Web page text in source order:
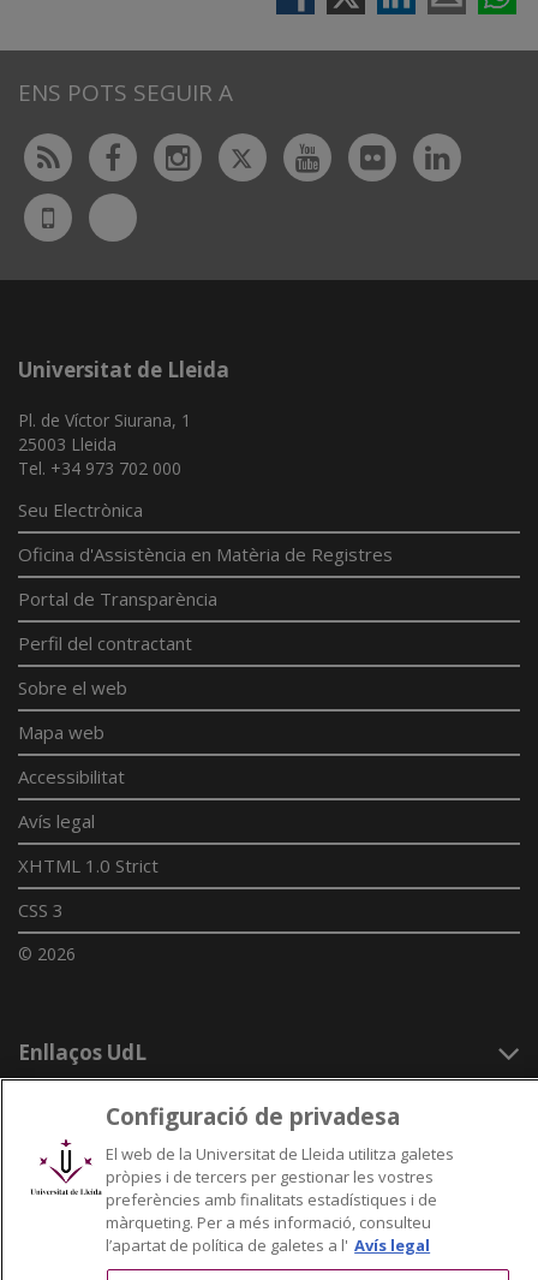
ENS POTS SEGUIR A
Rss FacebookInstagram
TwitterYoutubeFlickr
UdL
App
Bluesky
Universitat de Lleida
Pl. de Víctor Siurana, 1
25003 Lleida
Tel. +34 973 702 000
Seu Electrònica
Oficina d'Assistència en Matèria de Registres
Portal de Transparència
Perfil del contractant
Sobre el web
Mapa web
Accessibilitat
Avís legal
XHTML 1.0 Strict
CSS 3
© 2026
Enllaços UdL
Xarxes universitàries
Configuració de privadesa
El web de la Universitat de Lleida utilitza galetes
pròpies i de tercers per gestionar les vostres
preferències amb finalitats estadístiques i de
màrqueting. Per a més informació, consulteu
l’apartat de política de galetes a l' Avís legal